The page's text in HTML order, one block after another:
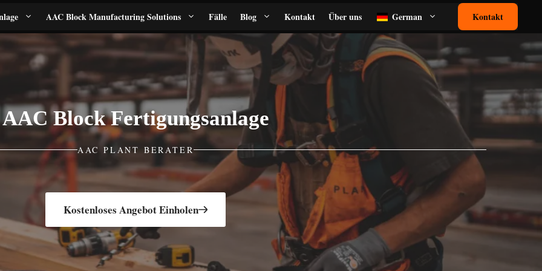
AAC Block Manufacturing Solutions Fälle Blog Kontakt Über uns German Kontakt
AAC Block Fertigungsanlage
AAC PLANT BERATER
Kostenloses Angebot Einholen